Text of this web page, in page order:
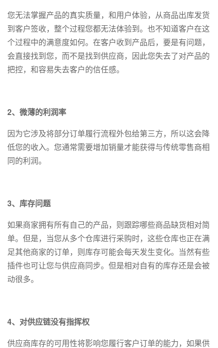
您无法掌握产品的真实质量，和用户体验，从商品出库发货
到客户签收，整个过程您都无法体验到。也不知道客户在这
个过程中的满意度如何。在客户收到产品后，要是有问题，
会直接找到您，而不是找到供应商，因此您失去了对产品的
把控，和容易失去客户的信任感。
2、微薄的利润率
因为它涉及将部分订单履行流程外包给第三方，所以这会降
低您的收入。您通常需要增加销量才能获得与传统零售商相
同的利润。
3、库存问题
如果商家拥有所有自己的产品，则跟踪哪些商品缺货相对简
单。但是，当您从多个仓库进行采购时，这些仓库也正在满
足其他商家的订单，则库存可能会每天发生变化。当然有些
插件也可让您与供应商同步。但是相对自有的库存还是会被
动很多。
4、对供应链没有指挥权
供应商库存的可用性将影响您履行客户订单的能力，如果供